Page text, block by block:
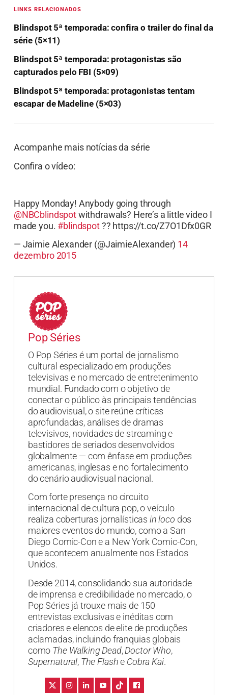
LINKS RELACIONADOS
Blindspot 5ª temporada: confira o trailer do final da
série (5×11)
Blindspot 5ª temporada: protagonistas são
capturados pelo FBI (5×09)
Blindspot 5ª temporada: protagonistas tentam
escapar de Madeline (5×03)
Acompanhe mais notícias da série
Confira o vídeo:
Happy Monday! Anybody going through
@NBCblindspotwithdrawals? Here’s a little video I
made you. #blindspot?? https://t.co/Z7O1Dfx0GR
— Jaimie Alexander (@JaimieAlexander) 14
dezembro 2015
Pop Séries
O Pop Séries é um portal de jornalismo
cultural especializado em produções
televisivas e no mercado de entretenimento
mundial. Fundado com o objetivo de
conectar o público às principais tendências
do audiovisual, o site reúne críticas
aprofundadas, análises de dramas
televisivos, novidades de streaming e
bastidores de seriados desenvolvidos
globalmente — com ênfase em produções
americanas, inglesas e no fortalecimento
do cenário audiovisual nacional.
Com forte presença no circuito
internacional de cultura pop, o veículo
realiza coberturas jornalísticas in loco dos
maiores eventos do mundo, como a San
Diego Comic-Con e a New York Comic-Con,
que acontecem anualmente nos Estados
Unidos.
Desde 2014, consolidando sua autoridade
de imprensa e credibilidade no mercado, o
Pop Séries já trouxe mais de 150
entrevistas exclusivas e inéditas com
criadores e elencos de elite de produções
aclamadas, incluindo franquias globais
como The Walking Dead,Doctor Who,
Supernatural, The Flashe Cobra Kai.